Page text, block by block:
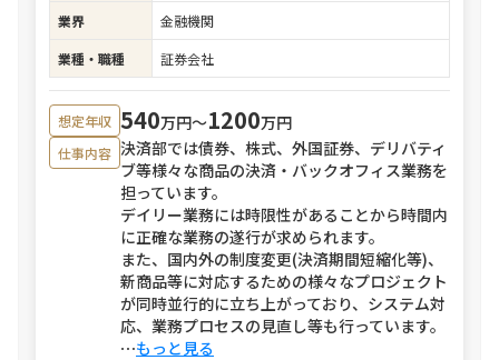
業界
金融機関
業種・職種
証券会社
想定年収 540万円〜1200万円
仕事内容 決済部では債券、株式、外国証券、デリバティ
ブ等様々な商品の決済・バックオフィス業務を
担っています。
デイリー業務には時限性があることから時間内
に正確な業務の遂行が求められます。
また、国内外の制度変更(決済期間短縮化等)、
新商品等に対応するための様々なプロジェクト
が同時並行的に立ち上がっており、システム対
応、業務プロセスの見直し等も行っています。
⋯もっと見る